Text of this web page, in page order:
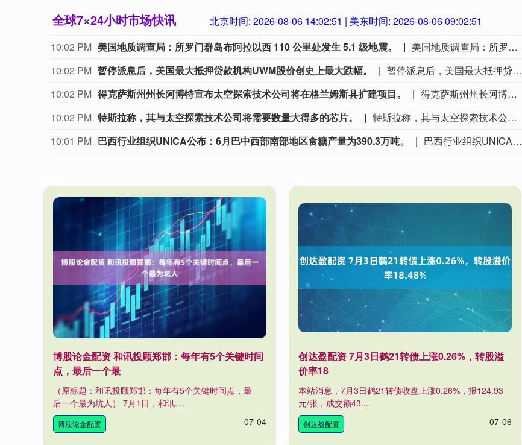
全球7×24小时市场快讯 北京时间: 2026-08-06 14:02:53 | 美东时间: 2026-08-06 09:02:53
10:02 PM 美国地质调查局：所罗门群岛布阿拉以西 110 公里处发生 5.1 级地震。
美国地质调查局：所罗门群岛布阿拉以西 110 公里处发生 5.1 级地震。
10:02 PM 暂停派息后，美国最大抵押贷款机构UWM股价创史上最大跌幅。
暂停派息后，美国最大抵押贷款机构UWM股价创史上最大跌幅。
10:02 PM 得克萨斯州州长阿博特宣布太空探索技术公司将在格兰姆斯县扩建项目。
得克萨斯州州长阿博特宣布太空探索技术公司将在格兰姆斯县扩建项目。
10:02 PM 特斯拉称，其与太空探索技术公司将需要数量大得多的芯片。
特斯拉称，其与太空探索技术公司将需要数量大得多的芯片。
10:01 PM 巴西行业组织UNICA公布：6月巴中西部南部地区食糖产量为390.3万吨。 巴西行业组织UNICA公布：6月巴中西部南部地区食糖产量为390.3万吨。
博股论金配资 和讯投顾郑邯：每年有5个关键时间
点，最后一个最
（原标题：和讯投顾郑邯：每年有5个关键时间点，最
后一个最为坑人） 7月1日，和讯....
博股论金配资 07-04
创达盈配资 7月3日鹤21转债上涨0.26%，转股溢
价率18
本站消息，7月3日鹤21转债收盘上涨0.26%，报124.93
元/张，成交额43....
创达盈配资 07-06